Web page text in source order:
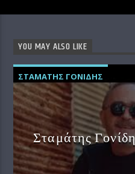
YOU MAY ALSO LIKE
ΣΤΑΜΑΤΗΣ ΓΟΝΙΔΗΣ
Σταμάτης